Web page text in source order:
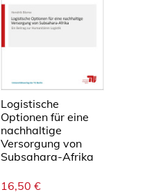
Logistische
Optionen für eine
nachhaltige
Versorgung von
Subsahara-Afrika
16,50 €